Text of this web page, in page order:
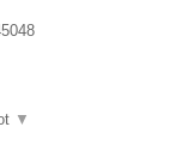
▼